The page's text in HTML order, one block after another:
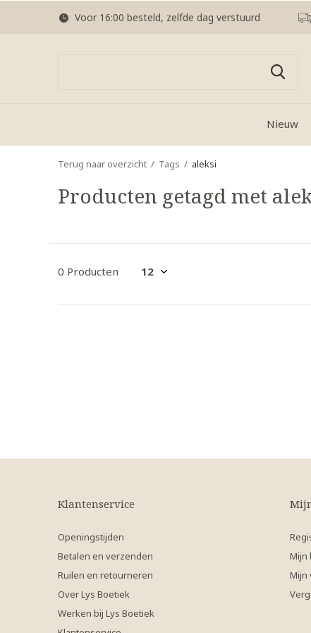
Nieuw
Voor 16:00 besteld, zelfde dag verstuurd
Terug naar overzicht Tags aleksi
Producten getagd met
0 Producten
Klantenservice
Openingstijden
Betalen en verzenden
Ruilen en retourneren
Over Lys Boetiek
Werken bij Lys Boetiek
Mijn
Mijn